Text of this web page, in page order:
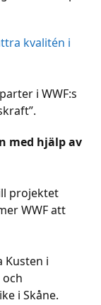
kvalitén i
i WWF:s
med hjälp av
projektet
WWF att
Kusten i
i Skåne.